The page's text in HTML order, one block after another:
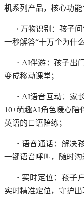
机系列产品，核心功能
· 万物识别：孩子
一秒解答“十万个为什么
· AI伴游：孩子出
变成移动课堂；
· AI语音互动：家
10+萌趣AI角色暖心陪
英语的口语陪练；
· 语音通话：解决
一键语音呼叫，随时沟
· 实时定位：孩子
实时精准定位，守护出